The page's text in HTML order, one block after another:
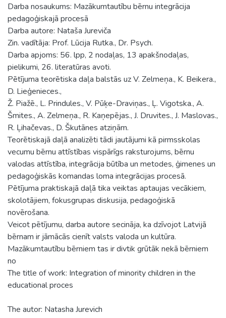
Darba nosaukums: Mazākumtautību bērnu integrācija
pedagoģiskajā procesā
Darba autore: Nataša Jureviča
Zin. vadītāja: Prof. Lūcija Rutka., Dr. Psych.
Darba apjoms: 56. lpp, 2 nodaļas, 13 apakšnodaļas,
pielikumi, 26. literatūras avoti.
Pētījuma teorētiska daļa balstās uz V. Zelmeņa., K. Beikera.,
D. Lieģenieces.,
Ž. Piažē., L. Prindules., V. Pūķe-Draviņas., Ļ. Vigotska., A.
Šmites., A. Zelmeņa., R. Kaņepējas., J. Druvites., J. Maslovas.,
R. Ļihačevas., D. Škutānes atziņām.
Teorētiskajā daļā analizēti tādi jautājumi kā pirmsskolas
vecumu bērnu attīstības vispārīgs raksturojums, bērnu
valodas attīstība, integrācija būtība un metodes, ģimenes un
pedagoģiskās komandas loma integrācijas procesā.
Pētījuma praktiskajā daļā tika veiktas aptaujas vecākiem,
skolotājiem, fokusgrupas diskusija, pedagoģiskā
novērošana.
Veicot pētījumu, darba autore secināja, ka dzīvojot Latvijā
bērnam ir jāmācās cienīt valsts valoda un kultūra.
Mazākumtautību bērniem tas ir divtik grūtāk nekā bērniem
no
The title of work: Integration of minority children in the
educational proces
The autor: Natasha Jurevich